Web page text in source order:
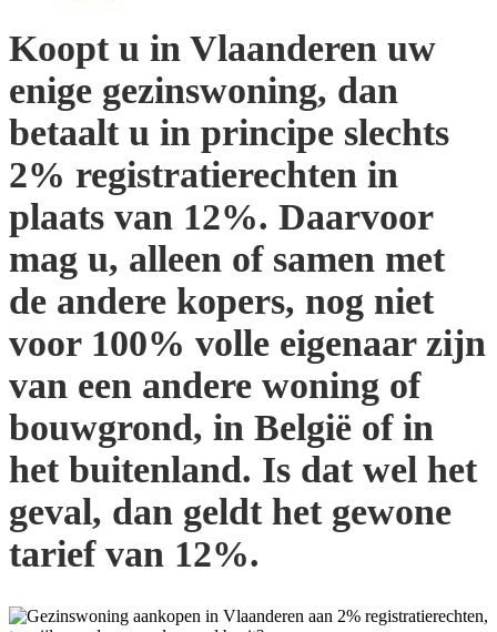
Koopt u in Vlaanderen uw
enige gezinswoning, dan
betaalt u in principe slechts
2% registratierechten in
plaats van 12%. Daarvoor
mag u, alleen of samen met
de andere kopers, nog niet
voor 100% volle eigenaar zijn
van een andere woning of
bouwgrond, in België of in
het buitenland. Is dat wel het
geval, dan geldt het gewone
tarief van 12%.